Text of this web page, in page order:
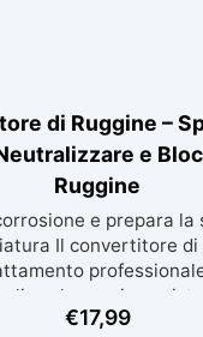
da fonti di calore o
di Ruggine –
e
Ruggine
e prepara la
Il convertitore di
la ruggine
in uno strato nero
€17,99